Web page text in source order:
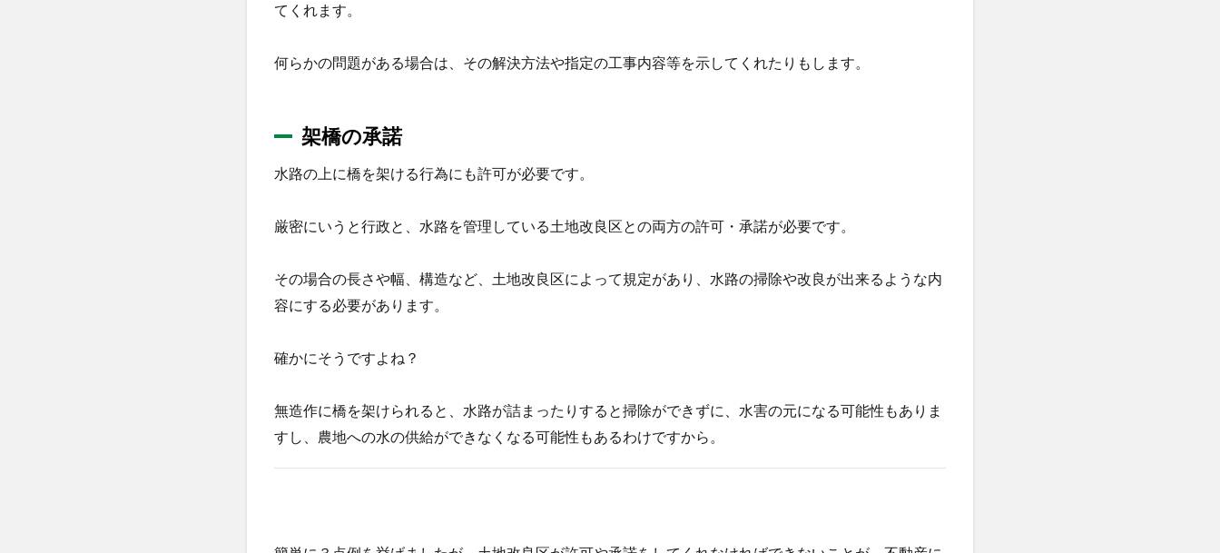
てくれます。
何らかの問題がある場合は、その解決方法や指定の工事内容等を示してくれたりもします。
架橋の承諾
水路の上に橋を架ける行為にも許可が必要です。
厳密にいうと行政と、水路を管理している土地改良区との両方の許可・承諾が必要です。
その場合の長さや幅、構造など、土地改良区によって規定があり、水路の掃除や改良が出来るような内
容にする必要があります。
確かにそうですよね？
無造作に橋を架けられると、水路が詰まったりすると掃除ができずに、水害の元になる可能性もありま
すし、農地への水の供給ができなくなる可能性もあるわけですから。